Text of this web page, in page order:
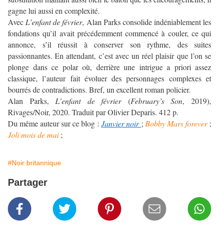
gagne lui aussi en complexité.
Avec L’enfant de février, Alan Parks consolide indéniablement les
fondations qu’il avait précédemment commencé à couler, ce qui
annonce, s’il réussit à conserver son rythme, des suites
passionnantes. En attendant, c’est avec un réel plaisir que l’on se
plonge dans ce polar où, derrière une intrigue a priori assez
classique, l’auteur fait évoluer des personnages complexes et
bourrés de contradictions. Bref, un excellent roman policier.
Alan Parks, L’enfant de février(February’s Son, 2019),
Rivages/Noir, 2020. Traduit par Olivier Deparis. 412 p.
Du même auteur sur ce blog : Janvier noir ; Bobby Mars forever;
Joli mois de mai;
#Noir britannique
Partager